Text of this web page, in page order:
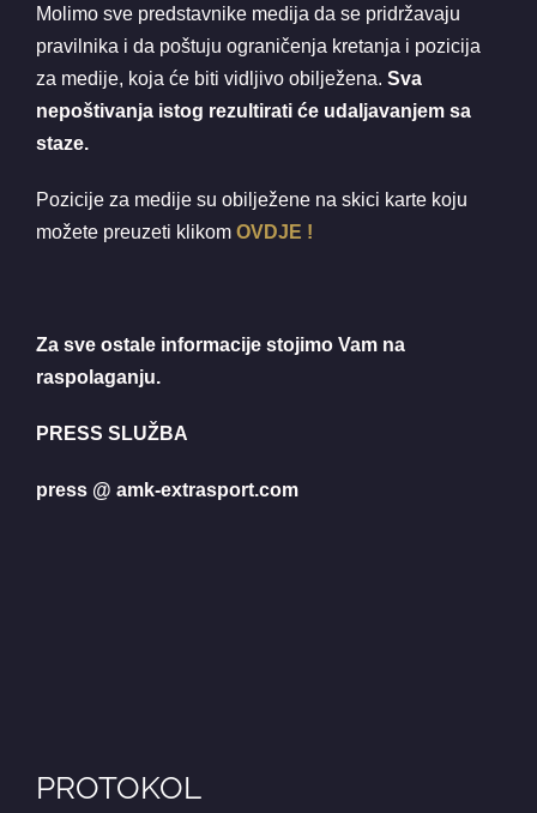
Molimo sve predstavnike medija da se pridržavaju
pravilnika i da poštuju ograničenja kretanja i pozicija
za medije, koja će biti vidljivo obilježena. Sva
nepoštivanja istog rezultirati će udaljavanjem sa
staze.
Pozicije za medije su obilježene na skici karte koju
možete preuzeti klikom OVDJE !
Za sve ostale informacije stojimo Vam na
raspolaganju.
PRESS SLUŽBA
press @ amk-extrasport.com
PROTOKOL